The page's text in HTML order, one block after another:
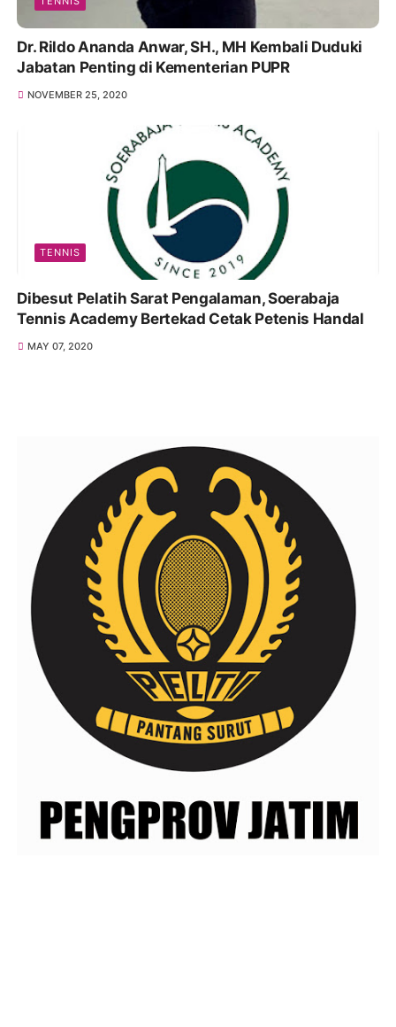
Dr. Rildo Ananda Anwar, SH., MH Kembali Duduki
Jabatan Penting di Kementerian PUPR
NOVEMBER 25, 2020
TENNIS
Dibesut Pelatih Sarat Pengalaman, Soerabaja
Tennis Academy Bertekad Cetak Petenis Handal
MAY 07, 2020